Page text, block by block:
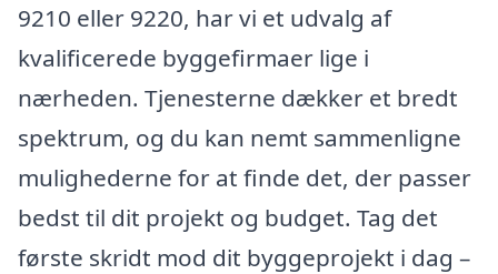
9210 eller 9220, har vi et udvalg af
kvalificerede byggefirmaer lige i
nærheden. Tjenesterne dækker et bredt
spektrum, og du kan nemt sammenligne
mulighederne for at finde det, der passer
bedst til dit projekt og budget. Tag det
første skridt mod dit byggeprojekt i dag –